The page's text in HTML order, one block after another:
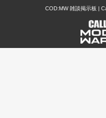
COD:MW 雑談掲示板 |